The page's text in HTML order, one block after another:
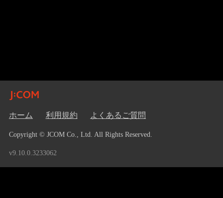
ホーム 利用規約 よくあるご質問
Copyright © JCOM Co., Ltd. All Rights Reserved.
v9.10.0.3233062